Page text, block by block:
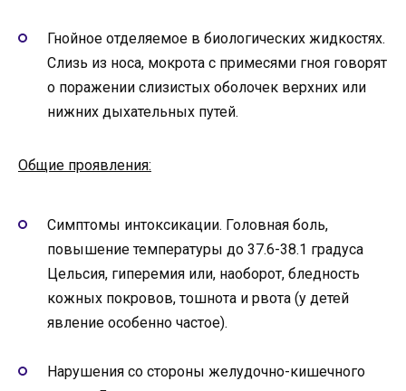
Гнойное отделяемое в биологических жидкостях.
Слизь из носа, мокрота с примесями гноя говорят
о поражении слизистых оболочек верхних или
нижних дыхательных путей.
Общие проявления:
Симптомы интоксикации. Головная боль,
повышение температуры до 37.6-38.1 градуса
Цельсия, гиперемия или, наоборот, бледность
кожных покровов, тошнота и рвота (у детей
явление особенно частое).
Нарушения со стороны желудочно-кишечного